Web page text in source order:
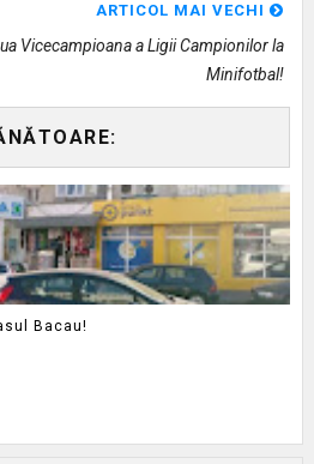
ARTICOL MAI VECHI
Vicecampioana a Ligii Campionilor la
Minifotbal!
Bacau!